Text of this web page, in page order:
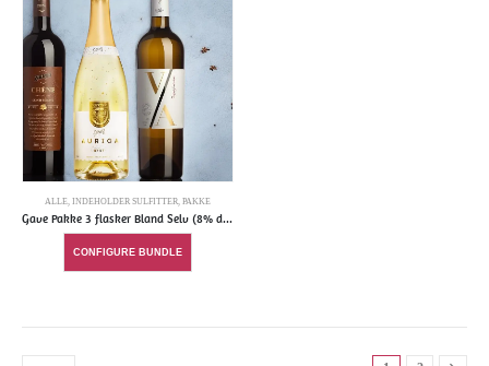
ALLE INDEHOLDER SULFITTER PAKKE
Gave Pakke 3 flasker Bland Selv (8% discount)
CONFIGURE BUNDLE